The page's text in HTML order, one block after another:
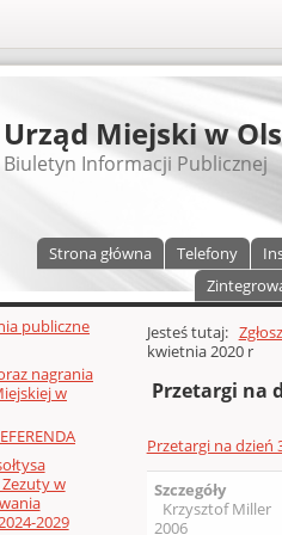
Urząd Miejski w
Biuletyn Informacji Publicznej
Strona główna Telefony
(lewa kolumna)
publiczne
nagrania
w
Zezuty w
2029
Głównej
Jesteś tutaj:
kwietnia 2020 r
Przetargi na
Przetargi na dzień
Szczegóły
Krzysztof Miller
2006